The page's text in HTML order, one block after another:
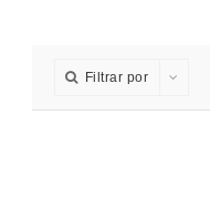
Filtrar por